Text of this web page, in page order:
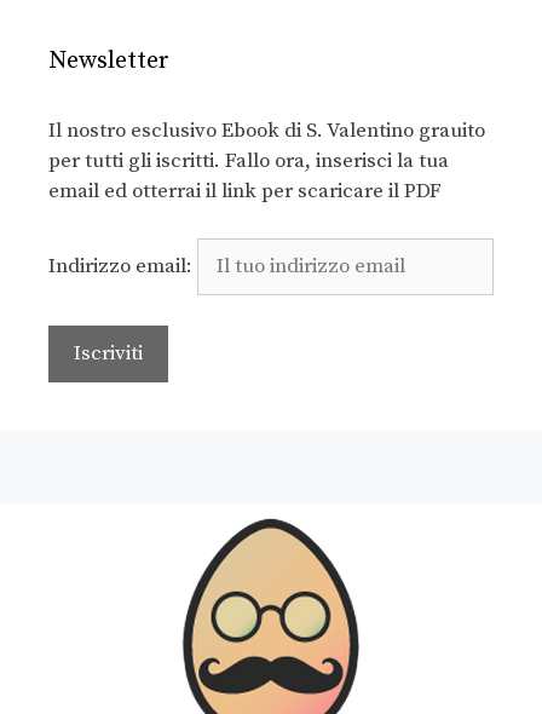
Newsletter
Il nostro esclusivo Ebook di S. Valentino grauito
per tutti gli iscritti. Fallo ora, inserisci la tua
email ed otterrai il link per scaricare il PDF
Indirizzo email: